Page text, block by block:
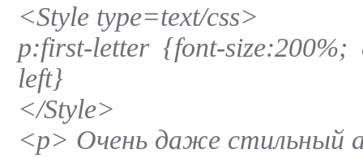
<Style type=text/css>
p:first-letter {font-
left}
</Style>
<p> Очень даже стильный